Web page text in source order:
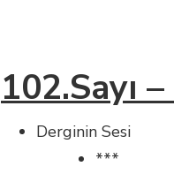
102.Sayı
Derginin Sesi
***